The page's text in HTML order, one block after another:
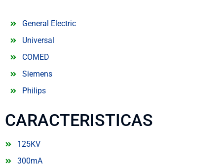
General Electric
Universal
COMED
Siemens
Philips
CARACTERISTICAS
125KV
300mA